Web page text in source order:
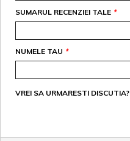
*
SUMARUL RECENZIEI TALE
*
NUMELE TAU
VREI SA URMARESTI DISCUTIA?